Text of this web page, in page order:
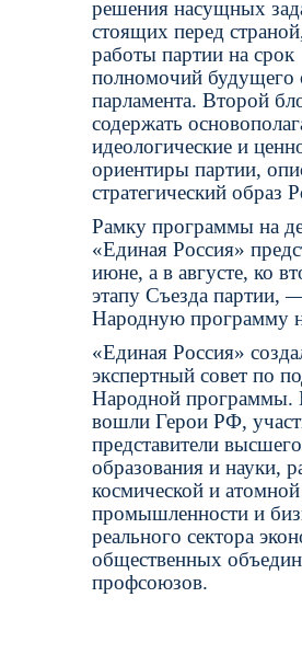
решения насущных
стоящих перед
работы партии на срок
полномочий будущего
парламента. Второй
содержать
идеологические и
ориентиры партии,
стратегический образ
Рамку программы на
«Единая Россия»
июне, а в августе, ко
этапу Съезда партии,
Народную программу
«Единая Россия»
экспертный совет по
Народной программы.
вошли Герои РФ,
представители высшего
образования и науки,
космической и атомной
промышленности и
реального сектора
общественных
профсоюзов.